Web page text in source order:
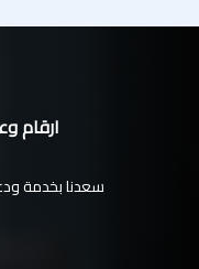
ارقام
سعدنا بخدمة